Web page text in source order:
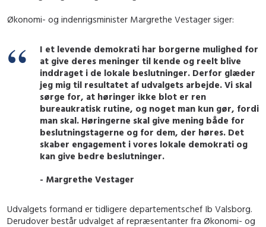
Økonomi- og indenrigsminister Margrethe Vestager siger:
I et levende demokrati har borgerne mulighed for
at give deres meninger til kende og reelt blive
inddraget i de lokale beslutninger. Derfor glæder
jeg mig til resultatet af udvalgets arbejde. Vi skal
sørge for, at høringer ikke blot er ren
bureaukratisk rutine, og noget man kun gør, fordi
man skal. Høringerne skal give mening både for
beslutningstagerne og for dem, der høres. Det
skaber engagement i vores lokale demokrati og
kan give bedre beslutninger.
- Margrethe Vestager
Udvalgets formand er tidligere departementschef Ib Valsborg.
Derudover består udvalget af repræsentanter fra Økonomi- og